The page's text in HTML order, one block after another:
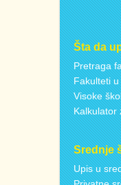
Šta da
Pretraga
Fakulteti u
Visoke
Kalkulator
Srednje
Upis u